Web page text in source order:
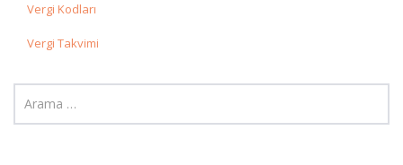
Vergi Kodları
Vergi Takvimi